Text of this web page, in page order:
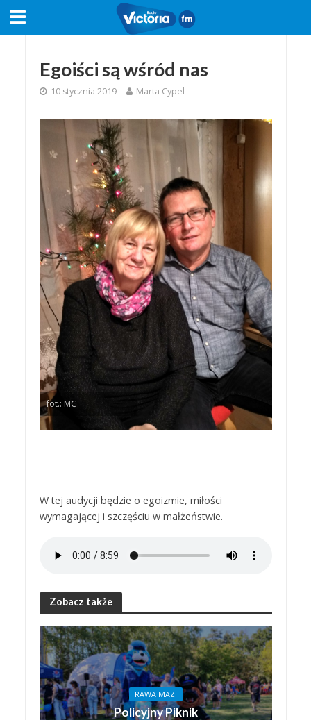
Egoiści są wśród nas
10 stycznia 2019 Marta Cypel
fot.: MC
W tej audycji będzie o egoizmie, miłości
wymagającej i szczęściu w małżeństwie.
Zobacz także
RAWA MAZ.
Policyjny Piknik